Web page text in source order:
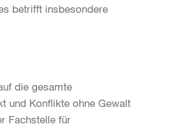
betrifft insbesondere
die gesamte
und Konflikte ohne Gewalt
Fachstelle für